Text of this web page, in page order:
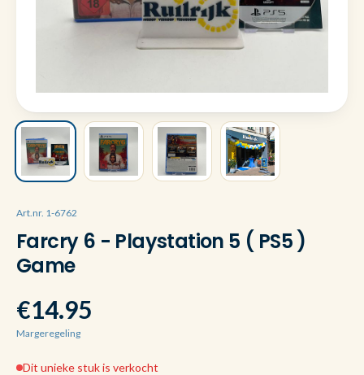
Art.nr. 1-6762
Farcry 6 - Playstation 5 ( PS5 )
Game
€14.95
Margeregeling
Dit unieke stuk is verkocht